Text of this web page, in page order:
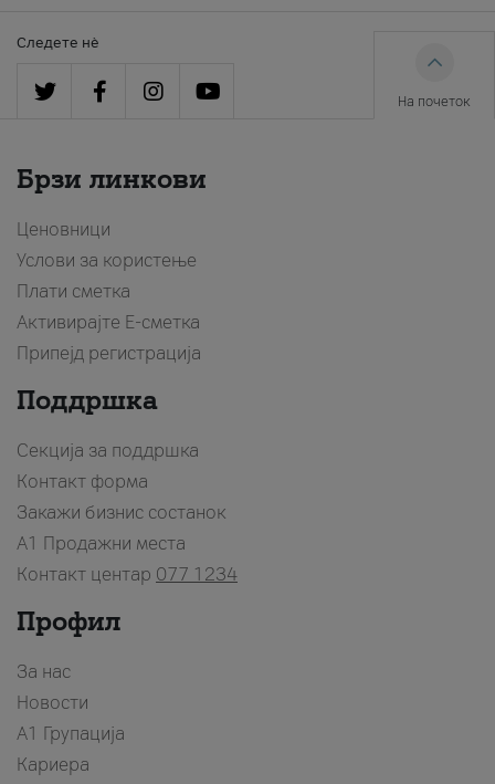
Следете нè
На почеток
Брзи линкови
Ценовници
Услови за користење
Плати сметка
Активирајте Е-сметка
Припејд регистрација
Поддршка
Секција за поддршка
Контакт форма
Закажи бизнис состанок
A1 Продажни места
Контакт центар 077 1234
Профил
За нас
Новости
А1 Групација
Кариера